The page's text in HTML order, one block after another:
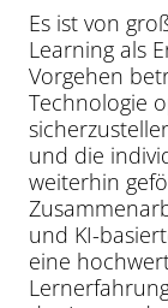
Es ist von
Learning als
Vorgehen
Technologie
und die
weiterhin
und KI-
eine